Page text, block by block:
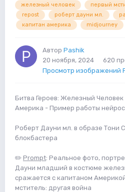
железный человек
первый
repost
роберт дауни мл.
капитан америка
midjourney
Автор Pashik
20 ноября, 2024
620
Просмотр изображений
Битва Героев: Железный
Америка - Пример работы
Роберт Дауни мл. в образе Тони
блокбастера
✏️ Prompt: Реальное фото,
Дауни младший в костюме
сражается с капитаном
мститель: другая война